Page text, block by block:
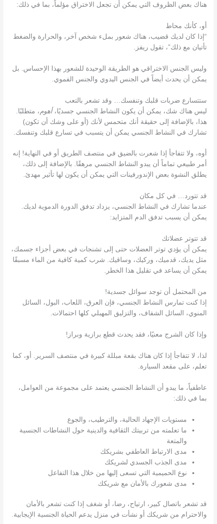
هناك بعض الظروف التي يمكن أن تجعل الاختراق مؤلماً، بما في ذلك:
أو، كأنك محاط
“إذا كان لديك قضيب، هناك شعور بملء شخص آخر، والحرارة والضغط
تأتيان مع ذلك”، تقول ريفز.
وليس الجنس الاختراقي هو الطريقة الوحيدة للشعور بهذا الإحساس. بل
يمكن أن يحدث أيضاً في الجنس اليدوي والجنس الفموي.
ستتسارع ضربات قلبك وتنفسك… وقد تشعر بالتعب
ليس هناك شك، يمكن أن يكون النشاط الجنسي جسديًا،أهوم، متطلبًا.
هذا، بالإضافة إلى حقيقة أنك متحمس لأنك (أو على وشك أن تكون)
تشارك في النشاط الجنسي يمكن أن يتسبب في تسارع قلبك وتنفسك.
أوه، ولا تتفاجأ إذا شعرت بالضيق في منتصف الطريق أو في النهاية! إنه
أمر طبيعي تماماً أن يبدو النشاط الجنسي مرهقًا. بالإضافة إلى ذلك،
يطلق النشوة بعض الإندورفينات التي يمكن أن يكون لها تأثير مهدئ.
قد تتورد… في كل مكان
عندما تشارك في النشاط الجنسي، يزداد تدفق الدورة الدموية لديك.
يمكن أن يسبب تدفق الدم المتزايد:
قد تتوتر عضلاتك
يمكن أن يؤدي توتر العضلات حتى إلى تشنجات في بعض أجزاء جسمك،
مثل يديك، قدميك، وركيك، وساقيك. شرب كمية كافية من الماء مسبقًا
يمكن أن يساعد في تقليل هذا الخطر.
من المحتمل أن توجد سوائل جسدية!
إذا كنت تمارس النشاط الجنسي، فإن العرق، اللعاب، البول، السائل
المنوي، السائل الشفاف، والتزليق المهبلي كلها احتمالات.
وإذا كان الشرج معنيًا، فقد يحدث قطع برازية وبراز!
لذا، لا تتفاجأ إذا كان هناك بقعة مبللة كبيرة في منتصف السرير. أو، كما
تعلم، على مقعد السيارة.
عاطفياً، ما يبدو أن النشاط الجنسي يعتمد على مجموعة من العوامل،
بما في ذلك:
مستويات الإجهاد الحالية، والترطيب، والجوع
ما تعلمته من تربيتك الثقافية والدينية حول النشاطات الجنسية
والمتعة
مدى الارتباط العاطفي بشريكك
مدى الجذب الجسدي لشريكك
نوع الحميمية التي تسعى إليها من خلال هذا التفاعل
مدى شعورك بالأمان مع شريكك
قد تشعر باتصال كبير، ارتياح، رضا، أو شغف إذا كنت تشعر بالأمان
والاحترام من شريكك أو نشأت في منزل يدعم الحياة الجنسية الإيجابية.